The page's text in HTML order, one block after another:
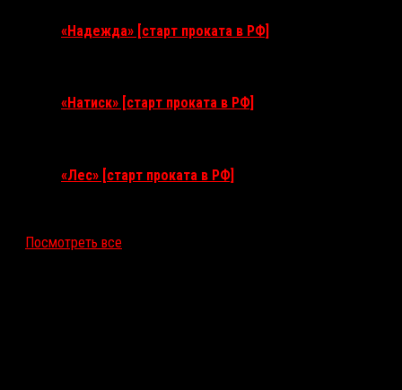
«Надежда» [старт проката в РФ]
«Натиск» [старт проката в РФ]
«Лес» [старт проката в РФ]
Посмотреть все